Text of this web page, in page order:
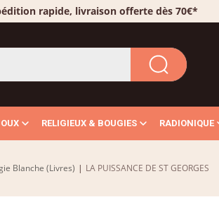
rapide, livraison offerte dès 70€*
RELIGIEUX & BOUGIES RADIONIQUE
Blanche (Livres) | LA PUISSANCE DE ST GEORGES